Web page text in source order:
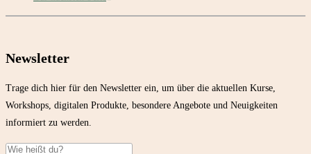
Newsletter
Trage dich hier für den Newsletter ein, um über die aktuellen Kurse,
Workshops, digitalen Produkte, besondere Angebote und Neuigkeiten
informiert zu werden.